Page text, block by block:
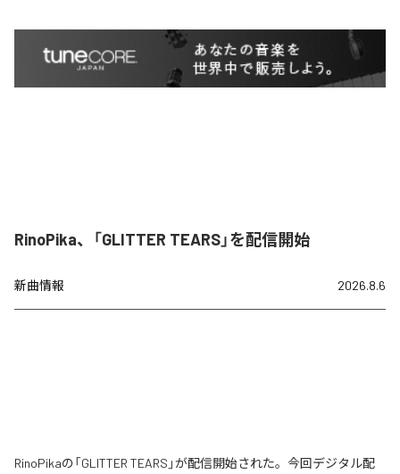
RinoPika、「GLITTER TEARS」を配信開始
新曲情報 2026.8.6
RinoPikaの「GLITTER TEARS」が配信開始された。今回デジタル配